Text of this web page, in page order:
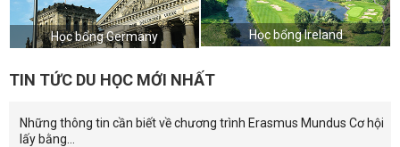
Học bổng Germany Học bổng Ireland
TIN TỨC DU HỌC MỚI NHẤT
Những thông tin cần biết về chương trình Erasmus Mundus Cơ hội
lấy bằng...